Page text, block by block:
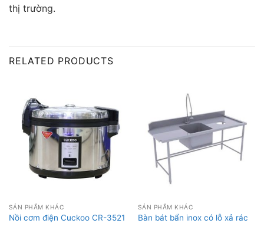
thị trường.
RELATED PRODUCTS
SẢN PHẨM KHÁC
Nồi cơm điện Cuckoo CR-3521
SẢN PHẨM KHÁC
Bàn bát bẩn inox có lỗ xả rác